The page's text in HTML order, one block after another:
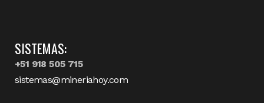
SISTEMAS:
+51 918 505 715
sistemas@mineriahoy.com